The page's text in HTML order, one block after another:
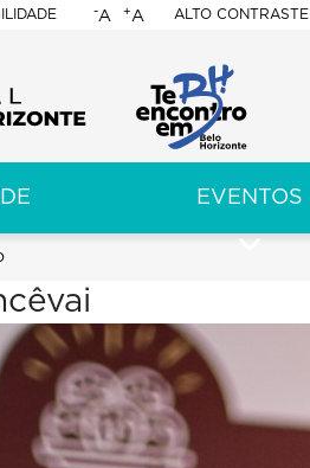
-A +A ALTO CONTRASTE
EVENTOS